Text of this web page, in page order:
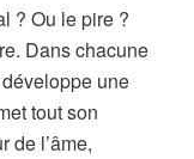
? Ou le pire ?
Dans chacune
une
tout son
de l’âme,